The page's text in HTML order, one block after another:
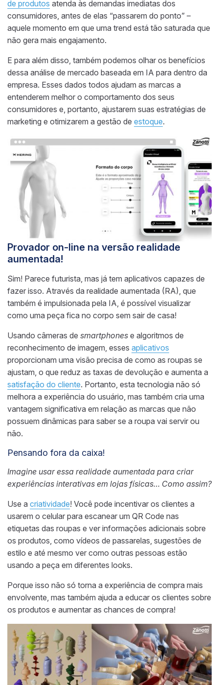
de produtos atenda às demandas imediatas dos
consumidores, antes de elas “passarem do ponto” –
aquele momento em que uma trend está tão saturada que
não gera mais engajamento.
E para além disso, também podemos olhar os benefícios
dessa análise de mercado baseada em IA para dentro da
empresa. Esses dados todos ajudam as marcas a
entenderem melhor o comportamento dos seus
consumidores e, portanto, ajustarem suas estratégias de
marketing e otimizarem a gestão de estoque.
Provador on-line na versão realidade
aumentada!
Sim! Parece futurista, mas já tem aplicativos capazes de
fazer isso. Através da realidade aumentada (RA), que
também é impulsionada pela IA, é possível visualizar
como uma peça fica no corpo sem sair de casa!
Usando câmeras de smartphones e algoritmos de
reconhecimento de imagem, esses aplicativos
proporcionam uma visão precisa de como as roupas se
ajustam, o que reduz as taxas de devolução e aumenta a
satisfação do cliente. Portanto, esta tecnologia não só
melhora a experiência do usuário, mas também cria uma
vantagem significativa em relação as marcas que não
possuem dinâmicas para saber se a roupa vai servir ou
não.
Pensando fora da caixa!
Imagine usar essa realidade aumentada para criar
experiências interativas em lojas físicas… Como assim?
Use a criatividade! Você pode incentivar os clientes a
usarem o celular para escanear um QR Code nas
etiquetas das roupas e ver informações adicionais sobre
os produtos, como vídeos de passarelas, sugestões de
estilo e até mesmo ver como outras pessoas estão
usando a peça em diferentes looks.
Porque isso não só torna a experiência de compra mais
envolvente, mas também ajuda a educar os clientes sobre
os produtos e aumentar as chances de compra!